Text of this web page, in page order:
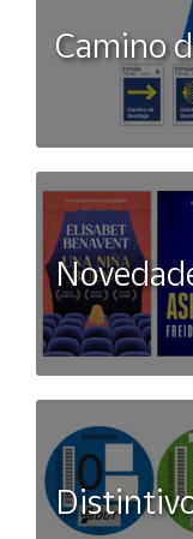
Camino